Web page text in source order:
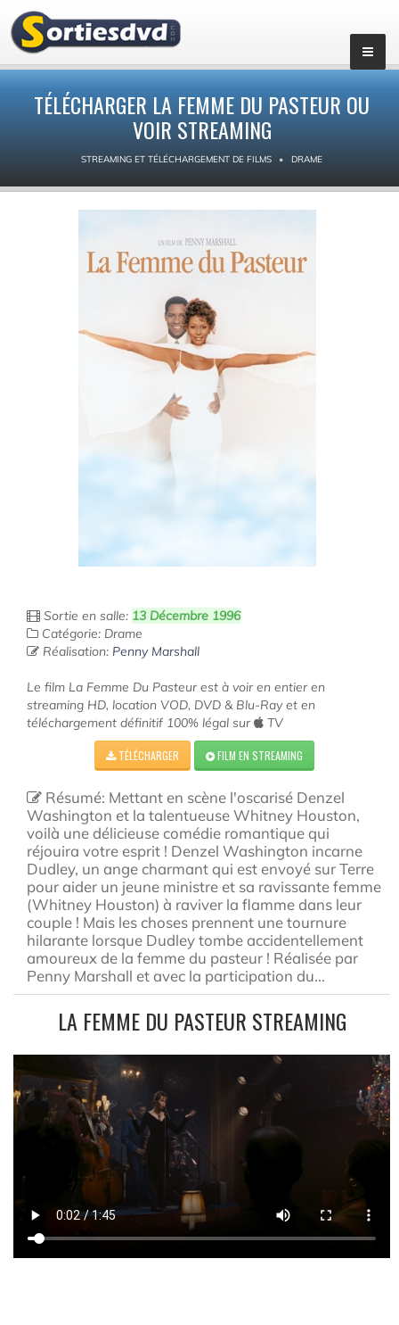
TÉLÉCHARGER LA FEMME DU PASTEUR OU
VOIR STREAMING
STREAMING ET TÉLÉCHARGEMENT DE FILMS DRAME
Sortie en salle: 13 Décembre 1996
Catégorie: Drame
Réalisation: Penny Marshall
Le film La Femme Du Pasteur est à voir en entier en
streaming HD, location VOD, DVD & Blu-Ray et en
téléchargement définitif 100% légal sur
TV
TÉLÉCHARGER FILM EN STREAMING
Résumé: Mettant en scène l'oscarisé Denzel
Washington et la talentueuse Whitney Houston,
voilà une délicieuse comédie romantique qui
réjouira votre esprit ! Denzel Washington incarne
Dudley, un ange charmant qui est envoyé sur Terre
pour aider un jeune ministre et sa ravissante femme
(Whitney Houston) à raviver la flamme dans leur
couple ! Mais les choses prennent une tournure
hilarante lorsque Dudley tombe accidentellement
amoureux de la femme du pasteur ! Réalisée par
Penny Marshall et avec la participation du...
LA FEMME DU PASTEUR STREAMING